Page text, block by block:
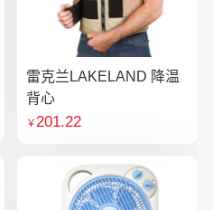
雷克兰LAKELAND 降温
背心
￥201.22